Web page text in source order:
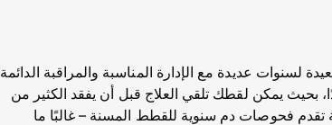
عديدة مع الإدارة المناسبة والمراقبة الدائمة
يمكن لقطك تلقي العلاج قبل أن يفقد الكثير من
تقدم فحوصات دم سنوية للقطط المسنة – غالبًا ما